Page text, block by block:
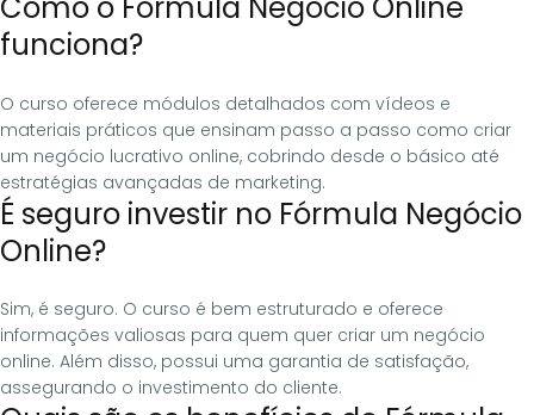
Como o Fórmula Negócio Online
funciona?
O curso oferece módulos detalhados com vídeos e
materiais práticos que ensinam passo a passo como criar
um negócio lucrativo online, cobrindo desde o básico até
estratégias avançadas de marketing.
É seguro investir no Fórmula Negócio
Online?
Sim, é seguro. O curso é bem estruturado e oferece
informações valiosas para quem quer criar um negócio
online. Além disso, possui uma garantia de satisfação,
assegurando o investimento do cliente.